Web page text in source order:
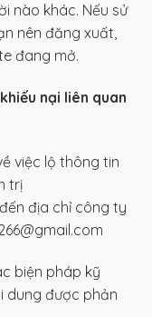
nào khác. Nếu sử
nên đăng xuất,
đang mở.
nại liên quan
việc lộ thông tin
trị
địa chỉ công ty
biện pháp kỹ
dung được phản